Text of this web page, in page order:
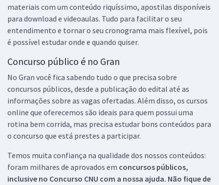
materiais com um conteúdo riquíssimo, apostilas disponíveis
para download e videoaulas. Tudo para facilitar o seu
entendimento e tornar o seu cronograma mais flexível, pois
é possível estudar onde e quando quiser.
Concurso público é no Gran
No Gran você fica sabendo tudo o que precisa sobre
concursos públicos, desde a publicação do edital até as
informações sobre as vagas ofertadas. Além disso, os cursos
online que oferecemos são ideais para quem possui uma
rotina bem corrida, mas precisa estudar bons conteúdos para
o concurso que está prestes a participar.
Temos muita confiança na qualidade dos nossos conteúdos:
foram milhares de aprovados em concursos públicos,
inclusive no Concurso CNU com a nossa ajuda. Não fique de